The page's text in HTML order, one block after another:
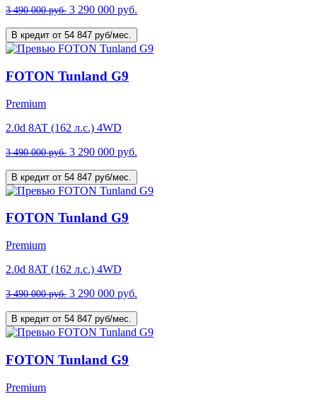
3 490 000 руб. 3 290 000 руб.
В кредит от 54 847 руб/мес.
FOTON Tunland G9
Premium
2.0d 8AT (162 л.с.) 4WD
3 490 000 руб. 3 290 000 руб.
В кредит от 54 847 руб/мес.
FOTON Tunland G9
Premium
2.0d 8AT (162 л.с.) 4WD
3 490 000 руб. 3 290 000 руб.
В кредит от 54 847 руб/мес.
FOTON Tunland G9
Premium